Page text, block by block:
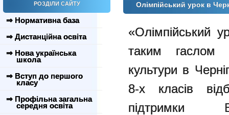
РОЗДІЛИ САЙТУ
⇒ Нормативна база
⇒ Дистанційна освіта
⇒ Нова українська
школа
⇒ Вступ до першого
класу
⇒ Профільна загальна
середня освіта
Олімпійський урок в
«Олімпійський
таким гаслом
культури в
8-х класів
підтримки